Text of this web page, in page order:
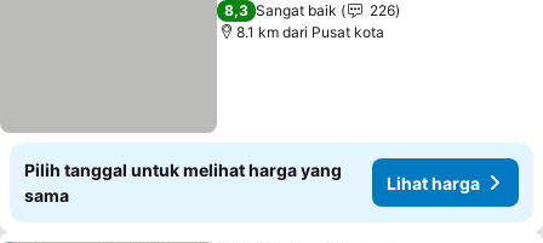
8,3 Sangat baik
226
8.1 km dari Pusat kota
Pilih tanggal untuk melihat harga yang
sama
Lihat harga